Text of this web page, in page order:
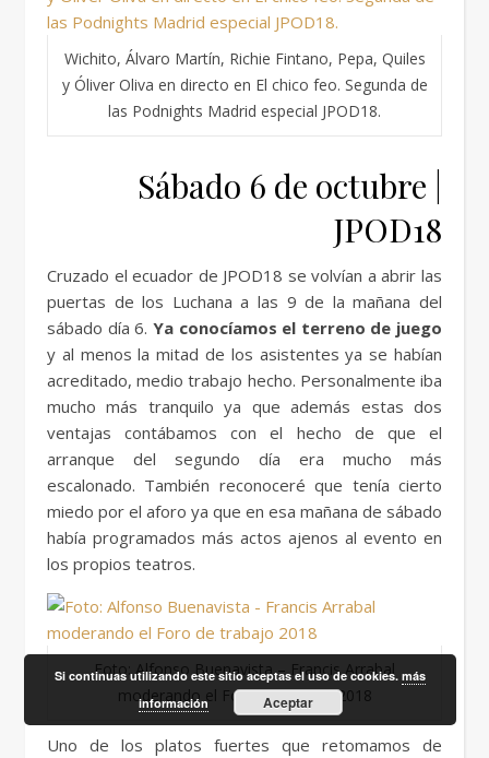
Wichito, Álvaro Martín, Richie Fintano, Pepa, Quiles
y Óliver Oliva en directo en El chico feo. Segunda de
las Podnights Madrid especial JPOD18.
Sábado 6 de octubre |
JPOD18
Cruzado el ecuador de JPOD18 se volvían a abrir las
puertas de los Luchana a las 9 de la mañana del
sábado día 6. Ya conocíamos el terreno de juego
y al menos la mitad de los asistentes ya se habían
acreditado, medio trabajo hecho. Personalmente iba
mucho más tranquilo ya que además estas dos
ventajas contábamos con el hecho de que el
arranque del segundo día era mucho más
escalonado. También reconoceré que tenía cierto
miedo por el aforo ya que en esa mañana de sábado
había programados más actos ajenos al evento en
los propios teatros.
Foto: Alfonso Buenavista – Francis Arrabal
moderando el Foro de trabajo 2018
Uno de los platos fuertes que retomamos de
Si continuas utilizando este sitio aceptas el uso de cookies.más
información
Aceptar